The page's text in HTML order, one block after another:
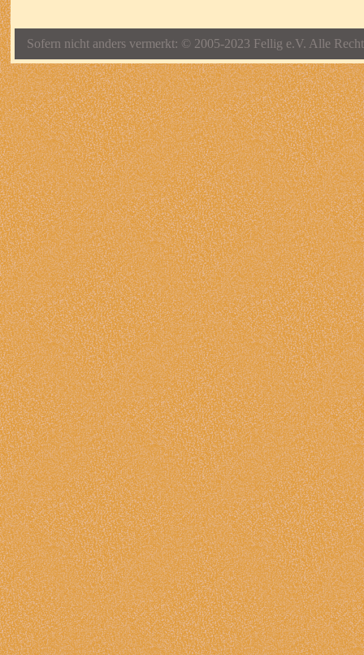
Sofern nicht anders vermerkt: © 2005-2023 Fellig e.V. Alle